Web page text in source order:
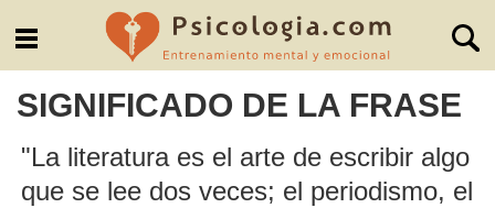
SIGNIFICADO DE LA FRASE
"La literatura es el arte de escribir algo
que se lee dos veces; el periodismo, el